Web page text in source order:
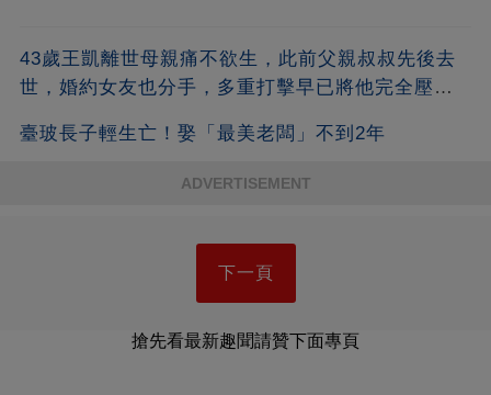
43歲王凱離世母親痛不欲生，此前父親叔叔先後去
世，婚約女友也分手，多重打擊早已將他完全壓
臺玻長子輕生亡！娶「最美老闆」不到2年
ADVERTISEMENT
下一頁
搶先看最新趣聞請贊下面專頁